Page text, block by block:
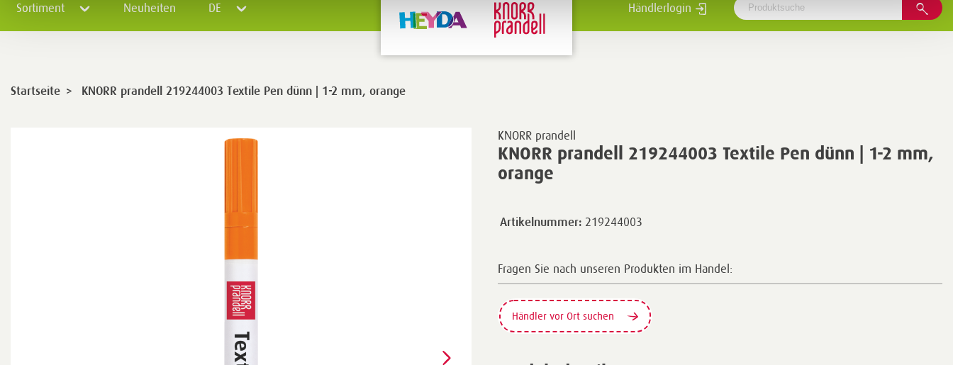
Sortiment Neuheiten DE Händlerlogin
KNORR prandell
KNORR prandell 219244003 Textile Pen dünn | 1-2 mm,
orange
Startseite > KNORR prandell 219244003 Textile Pen dünn | 1-2 mm, orange
Artikelnummer: 219244003
Fragen Sie nach unseren Produkten im Handel:
Händler vor Ort suchen